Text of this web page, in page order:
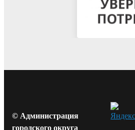
© Администрация
городского округа